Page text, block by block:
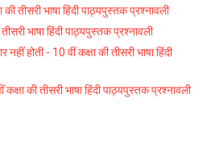
तीसरी भाषा हिंदी पाठ्यपुस्तक प्रश्नावली
भाषा हिंदी पाठ्यपुस्तक प्रश्नावली
होती - 10 वीं कक्षा की तीसरी भाषा हिंदी
की तीसरी भाषा हिंदी पाठ्यपुस्तक प्रश्नावली